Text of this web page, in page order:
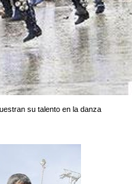
su talento en la danza